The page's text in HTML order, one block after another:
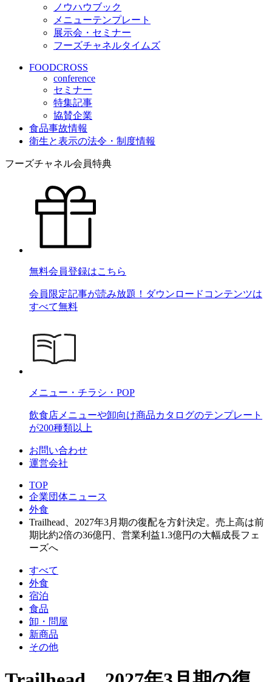
ノウハウブック
メニューテンプレート
展示会・セミナー
フーズチャネルタイムズ
FOODCROSS
conference
セミナー
特集記事
協賛企業
食品事故情報
衛生と表示の法令・制度情報
フーズチャネル会員特典
無料会員登録はこちら
会員限定記事が読み放題！ダウンロードコンテンツは
すべて無料
メニュー・チラシ・POP
飲食店メニューや卸向け商品カタログのテンプレート
が200種類以上
お問い合わせ
運営会社
TOP
企業団体ニュース
外食
Trailhead、2027年3月期の復配を方針決定。売上高は前
期比約2倍の36億円、営業利益1.3億円の大幅成長フェ
ーズへ
すべて
外食
宿泊
食品
卸・問屋
新商品
その他